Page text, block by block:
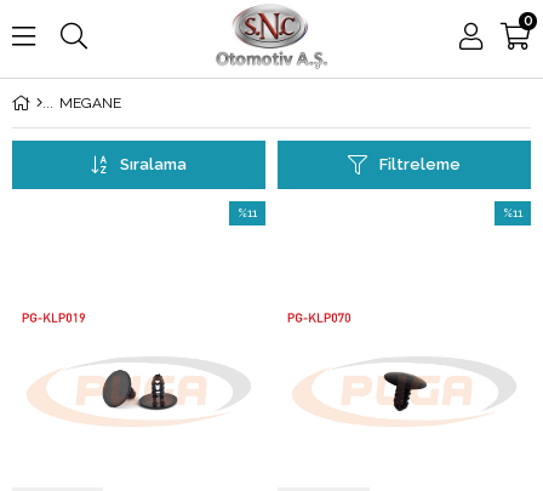
0
MEGANE
Filtreleme
Sıralama
%11
%11